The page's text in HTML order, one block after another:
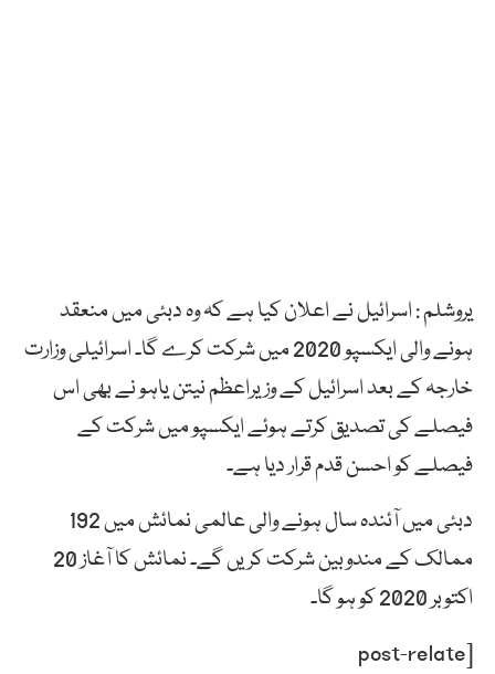
یروشلم : اسرائیل نے اعلان کیا ہے کہ وہ دبئی میں منعقد
ہونے والی ایکسپو 2020 میں شرکت کرے گا۔ اسرائیلی وزارت
خارجہ کے بعد اسرائیل کے وزیراعظم نیتن یاہو نے بھی اس
فیصلے کی تصدیق کرتے ہوئے ایکسپو میں شرکت کے
فیصلے کو احسن قدم قرار دیا ہے۔
دبئی میں آئندہ سال ہونے والی عالمی نمائش میں 192
ممالک کے مندوبین شرکت کریں گے۔ نمائش کا آغاز 20
اکتوبر 2020 کو ہو گا۔
[post-relate